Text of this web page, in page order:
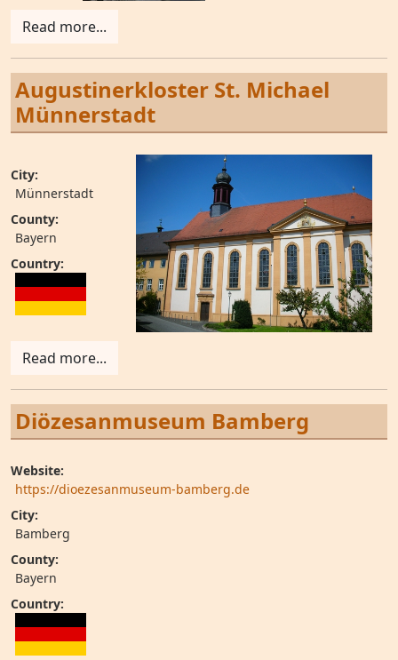
Read more...
Augustinerkloster St. Michael
Münnerstadt
City:
Münnerstadt
County:
Bayern
Country:
Read more...
Diözesanmuseum Bamberg
Website:
https://dioezesanmuseum-bamberg.de
City:
Bamberg
County:
Bayern
Country: